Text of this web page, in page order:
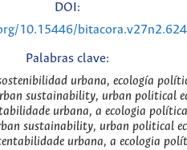
DOI:
10.15446/
Palabras clave:
urbana, ecología
sustainability, urban political
urbana, a ecologia
sustainability, urban political
urbana, a ecologia